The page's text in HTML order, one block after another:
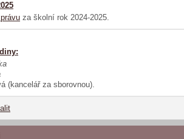
za školní rok 2024-2025.
(kancelář za sborovnou).